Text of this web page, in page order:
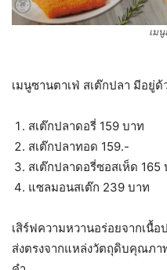
เม
เมนูซานตาเฟ่ สเต๊กปลา มีอยู่
สเต๊กปลาดอรี่ 159 บาท
สเต๊กปลาทอด 159.-
สเต๊กปลาดอรี่ซอสเห็ด 165
แซลมอนสเต๊ก 239 บาท
เสิร์ฟความหวานอร่อยจากเนื้อ
ส่งตรงจากแหล่งวัตถุดิบคุณภ